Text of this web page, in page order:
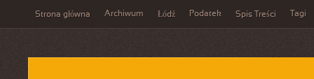
Strona główna Archiwum Łódź Podatek Spis Treści Tagi